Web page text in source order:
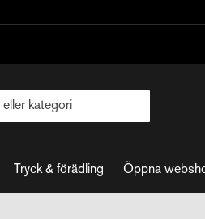
Tryck & förädling Öppna